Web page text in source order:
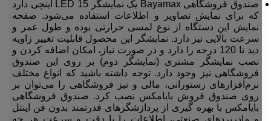
صندوق فروشگاهی Bayamax یک نمایشگر LED 15 اینچی دارد
که برای نمایش تصاویر و اطلاعات استفاده می‌شود. صفحه
نمایش این دستگاه از نوع لمسی حرارتی بوده و طول عمر و
سرعت بالایی نیز دارد. نمایشگر این محصول قابلیت تغییر زاویه
دید تا 120 درجه را دارد و در صورت نیاز، امکان اضافه کردن و
نصب نمایشگر مشتری (نمایشگر دوم) بر روی این صندوق
فروشگاهی نیز وجود دارد. توجه داشته باشید که انواع مختلف
نرم‌افزارهای رستورانی، مالی و نیز فروشگاهی را می‌توان بر
روی صندوق فروش بایامکس نصب کرد. صندوق فروشگاهی
بایامکس با بهره گیری از پردازشگرهای قدرتمند بدون فن اینتل
و مادربردهای صنعتی، اطلاعات را با دقت و سرعت هر چه